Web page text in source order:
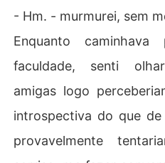
- Hm. - murmurei, sem
Enquanto
faculdade, senti
amigas logo
introspectiva do que
provavelmente